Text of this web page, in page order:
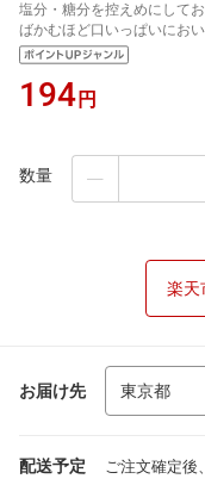
塩分・糖分を控えめにして
ばかむほど口いっぱいにお
194 円
数量
楽天
お届け先
配送予定 ご注文確定後